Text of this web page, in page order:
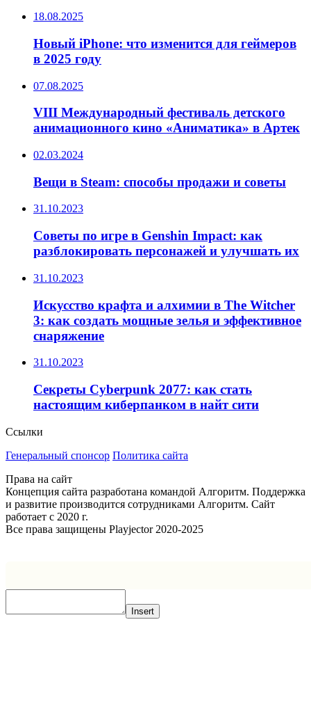
18.08.2025
Новый iPhone: что изменится для геймеров
в 2025 году
07.08.2025
VIII Международный фестиваль детского
анимационного кино «Аниматика» в Артек
02.03.2024
Вещи в Steam: способы продажи и советы
31.10.2023
Советы по игре в Genshin Impact: как
разблокировать персонажей и улучшать их
31.10.2023
Искусство крафта и алхимии в The Witcher
3: как создать мощные зелья и эффективное
снаряжение
31.10.2023
Секреты Cyberpunk 2077: как стать
настоящим киберпанком в найт сити
Ссылки
Генеральный спонсор Политика сайта
Права на сайт
Концепция сайта разработана командой Алгоритм. Поддержка
и развитие производится сотрудниками Алгоритм. Сайт
работает с 2020 г.
Все права защищены Playjector 2020-2025
Insert